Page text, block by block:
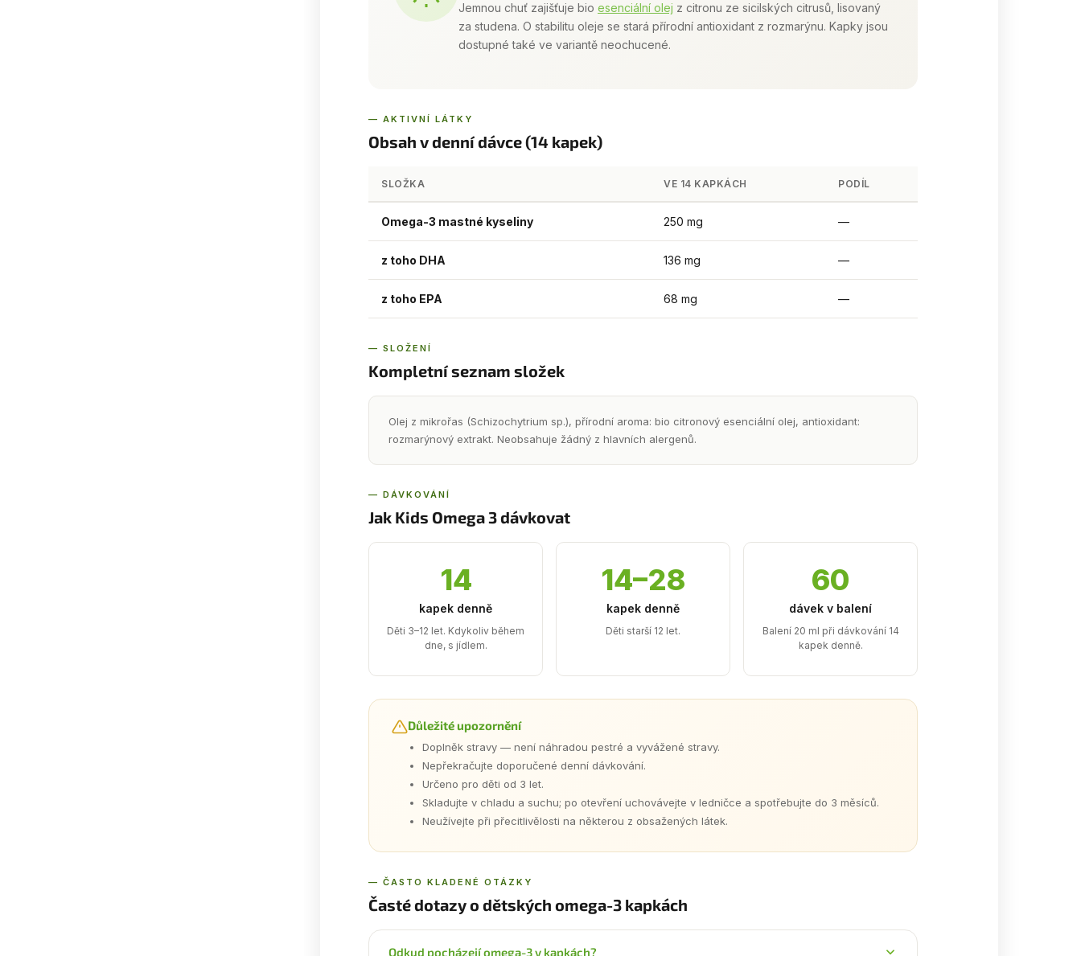
Jemnou chuť zajišťuje bio esenciální olej z citronu ze sicilských citrusů, lisovaný
za studena. O stabilitu oleje se stará přírodní antioxidant z rozmarýnu. Kapky jsou
dostupné také ve variantě neochucené.
— AKTIVNÍ LÁTKY
Obsah v denní dávce (14 kapek)
SLOŽKA VE 14 KAPKÁCH PODÍL
Omega-3 mastné kyseliny 250 mg —
z toho DHA 136 mg —
z toho EPA 68 mg —
— SLOŽENÍ
Kompletní seznam složek
Olej z mikrořas (Schizochytrium sp.), přírodní aroma: bio citronový esenciální olej, antioxidant:
rozmarýnový extrakt. Neobsahuje žádný z hlavních alergenů.
— DÁVKOVÁNÍ
Jak Kids Omega 3 dávkovat
14
kapek denně
Děti 3–12 let. Kdykoliv během
dne, s jídlem.
14–28
kapek denně
Děti starší 12 let.
60
dávek v balení
Balení 20 ml při dávkování 14
kapek denně.
Důležité upozornění
Doplněk stravy — není náhradou pestré a vyvážené stravy.
Nepřekračujte doporučené denní dávkování.
Určeno pro děti od 3 let.
Skladujte v chladu a suchu; po otevření uchovávejte v ledničce a spotřebujte do 3 měsíců.
Neužívejte při přecitlivělosti na některou z obsažených látek.
— ČASTO KLADENÉ OTÁZKY
Časté dotazy o dětských omega-3 kapkách
Odkud pocházejí omega-3 v kapkách?